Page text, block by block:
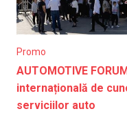
Promo
AUTOMOTIVE
internațională de
serviciilor auto